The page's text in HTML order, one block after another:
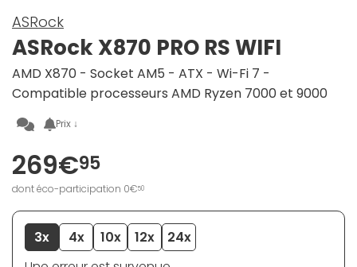
ASRock
ASRock X870 PRO RS WIFI
AMD X870 - Socket AM5 - ATX - Wi-Fi 7 -
Compatible processeurs AMD Ryzen 7000 et 9000
Prix ↓
269€95
dont éco-participation 0€50
3x 4x 10x 12x
24x